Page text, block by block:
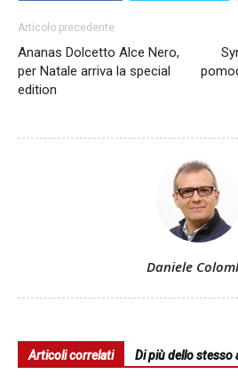
Articolo precedente
Ananas Dolcetto Alce Nero,
per Natale arriva la special
edition
Daniele
Articoli correlati Di più dello stesso